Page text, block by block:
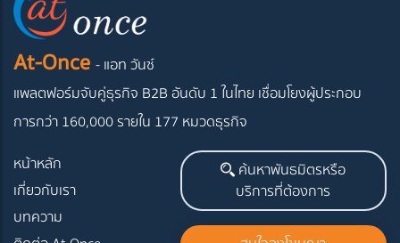
At-Once - แอท วันซ์
แพลตฟอร์มจับคู่ธุรกิจ B2B อันดับ 1 ในไทย เชื่อมโยงผู้ประกอบ
การกว่า 160,000 รายใน 177 หมวดธุรกิจ
หน้าหลัก
เกี่ยวกับเรา
บทความ
ค้นหาพันธมิตรหรือ
บริการที่ต้องการ